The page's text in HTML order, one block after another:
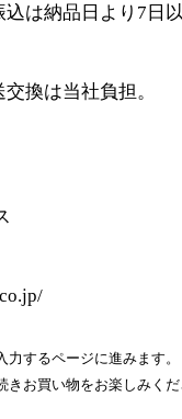
は納品日より7日
換は当社負担。
するページに進みます。
きお買い物をお楽しみく